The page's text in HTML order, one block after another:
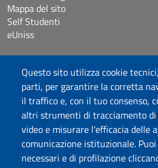
Questo sito utilizza cookie
parti, per garantire la corretta
il traffico e, con il tuo consenso,
altri strumenti di tracciamento
video e misurare l'efficacia delle
comunicazione istituzionale.
necessari e di profilazione
Mappa del sito
Self Studenti
eUniss
Bandi
Dichiarazione di accessibilità
Posta elettronica @uniss.it
Protocollo
Seguici su